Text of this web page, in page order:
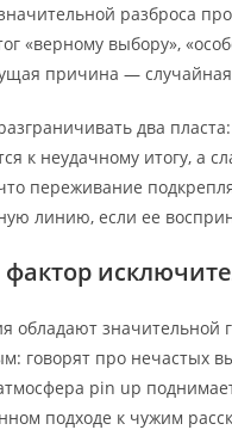
разброса
«верному выбору»,
причина — случайная
два
к неудачному итогу, а
переживание
линию, если ее
обладают
говорят про нечастых
pin up
подходе к чужим